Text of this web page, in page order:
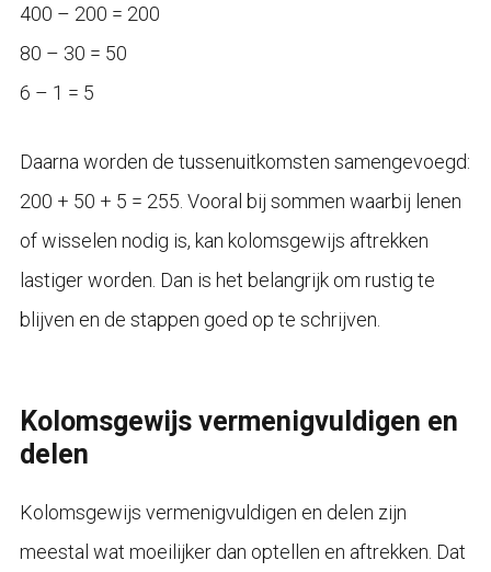
400 – 200 = 200
80 – 30 = 50
6 – 1 = 5
Daarna worden de tussenuitkomsten samengevoegd:
200 + 50 + 5 = 255. Vooral bij sommen waarbij lenen
of wisselen nodig is, kan kolomsgewijs aftrekken
lastiger worden. Dan is het belangrijk om rustig te
blijven en de stappen goed op te schrijven.
Kolomsgewijs vermenigvuldigen en
delen
Kolomsgewijs vermenigvuldigen en delen zijn
meestal wat moeilijker dan optellen en aftrekken. Dat